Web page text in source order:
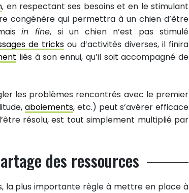
, en respectant ses besoins et en le stimulant
congénère qui permettra à un chien d’être
in fine, si un chien n’est pas stimulé
de tricks ou d’activités diverses, il finira
liés à son ennui, qu’il soit accompagné de
les problèmes rencontrés avec le premier
aboiements, etc.) peut s’avérer efficace
résolu, est tout simplement multiplié par
des ressources
la plus importante règle à mettre en place à